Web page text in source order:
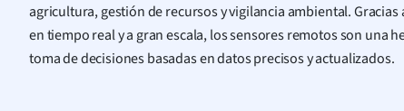
agricultura, gestión de recursos y vigilancia ambiental.
en tiempo real y a gran escala, los sensores remotos son una
toma de decisiones basadas en datos precisos y actualizados.